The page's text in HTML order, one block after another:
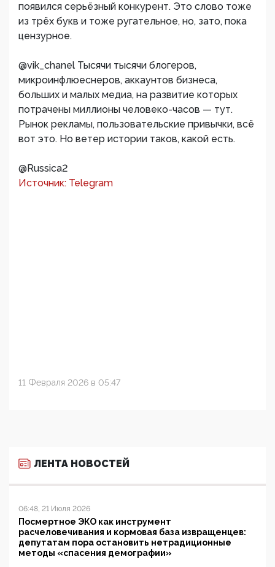
появился серьёзный конкурент. Это слово тоже
из трёх букв и тоже ругательное, но, зато, пока
цензурное.
@vik_chanel Тысячи тысячи блогеров,
микроинфлюеснеров, аккаунтов бизнеса,
больших и малых медиа, на развитие которых
потрачены миллионы человеко-часов — тут.
Рынок рекламы, пользовательские привычки, всё
вот это. Но ветер истории таков, какой есть.
@Russica2
Источник: Telegram
11 Февраля 2026 в 05:47
ЛЕНТА НОВОСТЕЙ
06:48, 21 Июля 2026
Посмертное ЭКО как инструмент
расчеловечивания и кормовая база извращенцев:
депутатам пора остановить нетрадиционные
методы «спасения демографии»